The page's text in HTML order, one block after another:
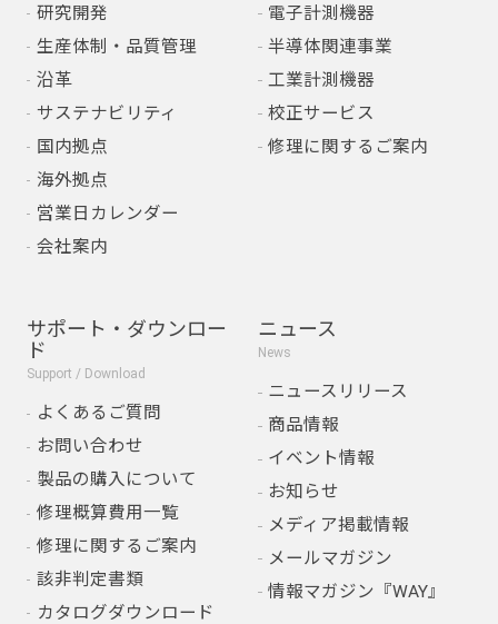
研究開発
生産体制・品質管理
沿革
サステナビリティ
国内拠点
海外拠点
営業日カレンダー
会社案内
電子計測機器
半導体関連事業
工業計測機器
校正サービス
修理に関するご案内
サポート・ダウンロー
ド
Support / Download
よくあるご質問
お問い合わせ
製品の購入について
修理概算費用一覧
修理に関するご案内
該非判定書類
カタログダウンロード
ニュース
News
ニュースリリース
商品情報
イベント情報
お知らせ
メディア掲載情報
メールマガジン
情報マガジン『WAY』